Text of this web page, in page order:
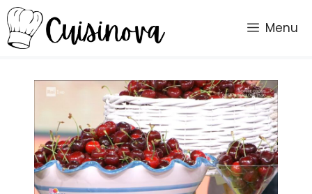
Vai
al
contenuto
Menu